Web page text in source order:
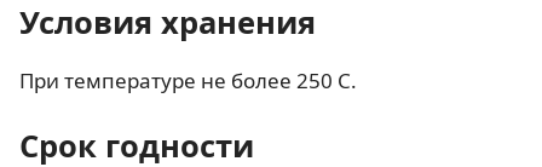
Условия хранения
При температуре не более 250 С.
Срок годности